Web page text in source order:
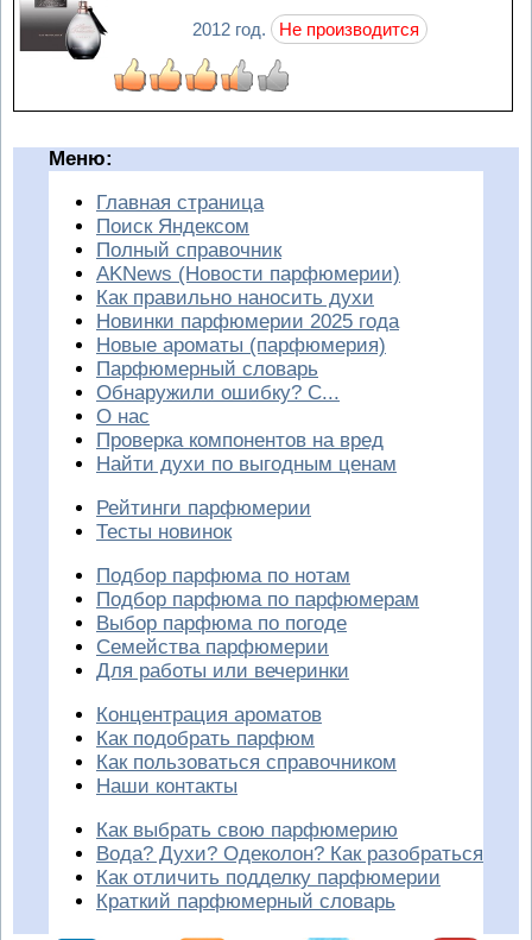
2012 год. Не производится
Меню:
Главная страница
Поиск Яндексом
Полный справочник
AKNews (Новости парфюмерии)
Как правильно наносить духи
Новинки парфюмерии 2025 года
Новые ароматы (парфюмерия)
Парфюмерный словарь
Обнаружили ошибку? С...
О нас
Проверка компонентов на вред
Найти духи по выгодным ценам
Рейтинги парфюмерии
Тесты новинок
Подбор парфюма по нотам
Подбор парфюма по парфюмерам
Выбор парфюма по погоде
Семейства парфюмерии
Для работы или вечеринки
Концентрация ароматов
Как подобрать парфюм
Как пользоваться справочником
Наши контакты
Как выбрать свою парфюмерию
Вода? Духи? Одеколон? Как разобраться
Как отличить подделку парфюмерии
Краткий парфюмерный словарь